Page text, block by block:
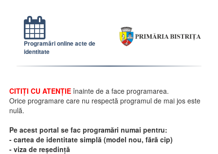
Programări online acte de
identitate
CITIȚI CU ATENȚIE înainte de a face programarea.
Orice programare care nu respectă programul de mai jos este
nulă.
Pe acest portal se fac programări numai pentru:
- cartea de identitate simplă (model nou, fără cip)
- viza de reședință